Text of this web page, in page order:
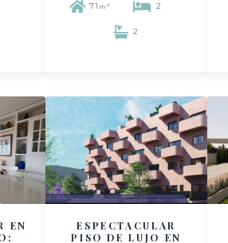
71 m² 2
2
EN
ESPECTACULAR
PISO DE LUJO EN